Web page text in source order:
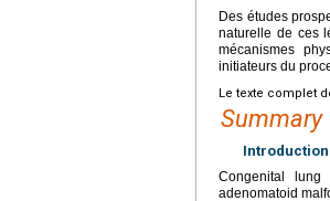
Des études
naturelle de ces
mécanismes
initiateurs du
Le texte complet
Summary
Introduction
Congenital lung
adenomatoid